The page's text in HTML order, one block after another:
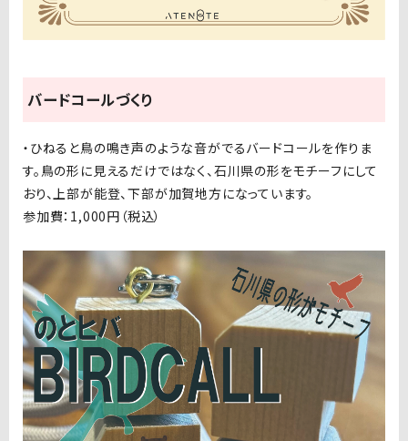
バードコールづくり
・ひねると鳥の鳴き声のような音がでるバードコールを作りま
す。鳥の形に見えるだけではなく、石川県の形をモチーフにして
おり、上部が能登、下部が加賀地方になっています。
参加費：1,000円（税込）